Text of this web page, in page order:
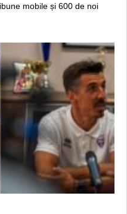
mobile și 600 de noi